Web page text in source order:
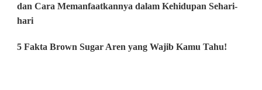
dan Cara Memanfaatkannya dalam Kehidupan Sehari-
hari
5 Fakta Brown Sugar Aren yang Wajib Kamu Tahu!